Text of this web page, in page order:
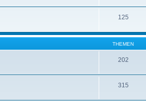
125
THEMEN
202
315